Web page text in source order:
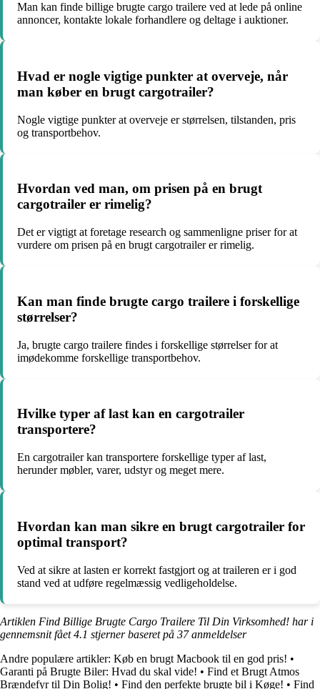
Man kan finde billige brugte cargo trailere ved at lede på online
annoncer, kontakte lokale forhandlere og deltage i auktioner.
Hvad er nogle vigtige punkter at overveje, når
man køber en brugt cargotrailer?
Nogle vigtige punkter at overveje er størrelsen, tilstanden, pris
og transportbehov.
Hvordan ved man, om prisen på en brugt
cargotrailer er rimelig?
Det er vigtigt at foretage research og sammenligne priser for at
vurdere om prisen på en brugt cargotrailer er rimelig.
Kan man finde brugte cargo trailere i forskellige
størrelser?
Ja, brugte cargo trailere findes i forskellige størrelser for at
imødekomme forskellige transportbehov.
Hvilke typer af last kan en cargotrailer
transportere?
En cargotrailer kan transportere forskellige typer af last,
herunder møbler, varer, udstyr og meget mere.
Hvordan kan man sikre en brugt cargotrailer for
optimal transport?
Ved at sikre at lasten er korrekt fastgjort og at traileren er i god
stand ved at udføre regelmæssig vedligeholdelse.
Artiklen Find Billige Brugte Cargo Trailere Til Din Virksomhed! har i
gennemsnit fået4.1 stjerner baseret på 37anmeldelser
Andre populære artikler: Køb en brugt Macbook til en god pris! •
Garanti på Brugte Biler: Hvad du skal vide! • Find et Brugt Atmos
Brændefyr til Din Bolig! • Find den perfekte brugte bil i Køge! • Find